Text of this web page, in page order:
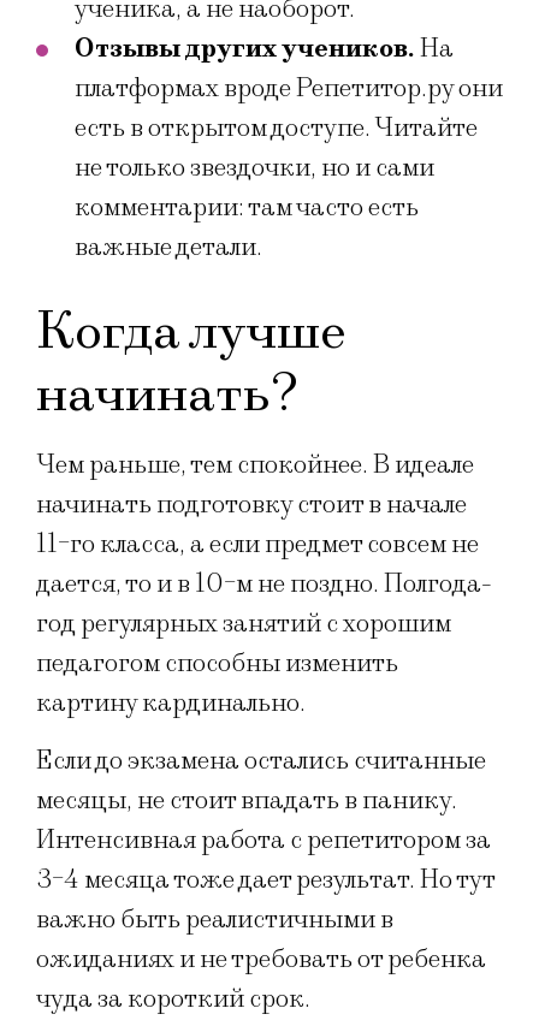
ученика, а не наоборот.
Отзывы других учеников.На
платформах вроде Репетитор.ру они
есть в открытом доступе. Читайте
не только звездочки, но и сами
комментарии: там часто есть
важные детали.
Когда лучше
начинать?
Чем раньше, тем спокойнее. В идеале
начинать подготовку стоит в начале
11-го класса, а если предмет совсем не
дается, то и в 10-м не поздно. Полгода-
год регулярных занятий с хорошим
педагогом способны изменить
картину кардинально.
Если до экзамена остались считанные
месяцы, не стоит впадать в панику.
Интенсивная работа с репетитором за
3-4 месяца тоже дает результат. Но тут
важно быть реалистичными в
ожиданиях и не требовать от ребенка
чуда за короткий срок.